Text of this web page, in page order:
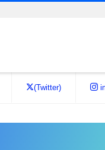
(Twitter)